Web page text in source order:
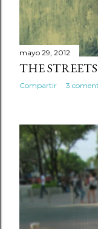
mayo 29, 2012
THE
Compartir 3